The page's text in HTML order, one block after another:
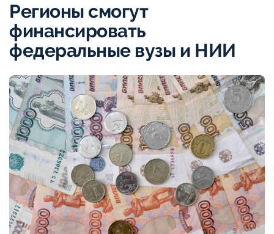
Регионы смогут
финансировать
федеральные вузы и НИИ